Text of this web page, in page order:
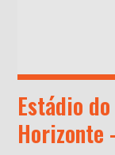
Estádio
Horizonte